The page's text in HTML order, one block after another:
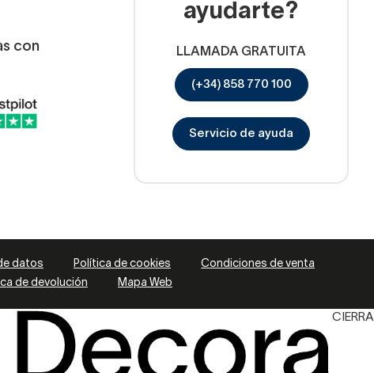
con
ayudarte?
LLAMADA GRATUITA
(+34) 858 770 100
Servicio de ayuda
datos Política de cookies
Condiciones de venta
de devolución Mapa Web
CIERRA